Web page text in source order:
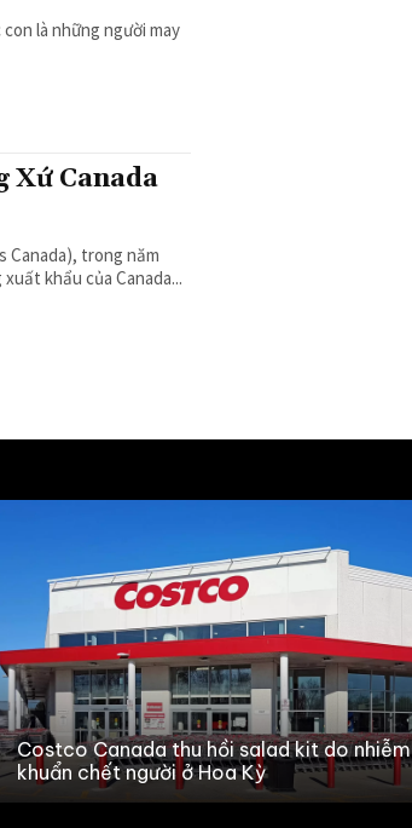
là những người may
Xứ Canada
Canada), trong năm
khẩu của Canada...
Costco Canada thu hồi salad kit do nhiễm
khuẩn chết người ở Hoa Kỳ